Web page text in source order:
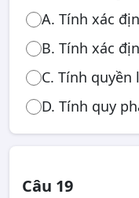
A. Tính xác
B. Tính xác
C. Tính
D. Tính quy
Câu 19